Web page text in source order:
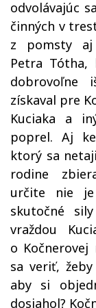
odvolávajúc
činných v
z pomsty aj
Petra
dobrovoľne
získaval pre
Kuciaka a
poprel. Aj
ktorý sa
rodine
určite nie
skutočné
vraždou
o
sa veriť,
aby si
dosiahol?